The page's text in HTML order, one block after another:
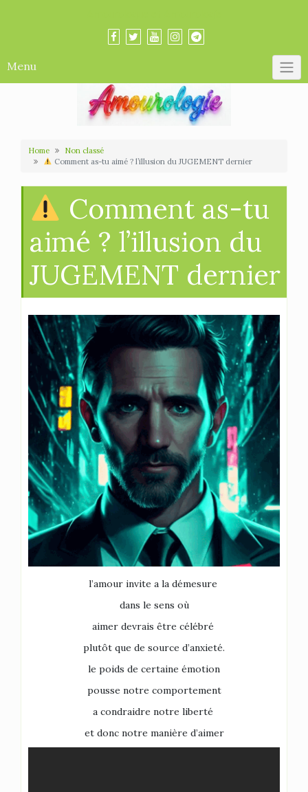
Menu
Home
Non classé
Comment as-tu aimé ? l’illusion du JUGEMENT dernier
Comment as-tu
aimé ? l’illusion du
JUGEMENT dernier
l’amour invite a la démesure
dans le sens où
aimer devrais être célébré
plutôt que de source d’anxieté.
le poids de certaine émotion
pousse notre comportement
a condraidre notre liberté
et donc notre manière d’aimer